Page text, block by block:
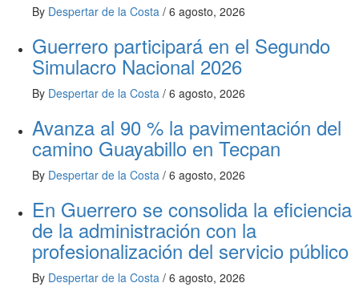
By Despertar de la Costa / 6 agosto, 2026
Guerrero participará en el Segundo
Simulacro Nacional 2026
By Despertar de la Costa / 6 agosto, 2026
Avanza al 90 % la pavimentación del
camino Guayabillo en Tecpan
By Despertar de la Costa / 6 agosto, 2026
En Guerrero se consolida la eficiencia
de la administración con la
profesionalización del servicio público
By Despertar de la Costa / 6 agosto, 2026